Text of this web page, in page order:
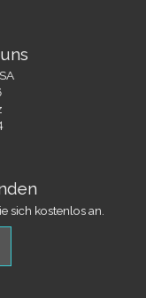
sich kostenlos an.